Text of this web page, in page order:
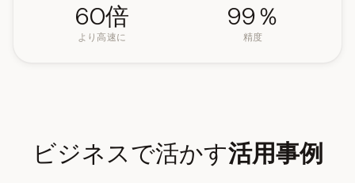
60倍
より高速に
99％
精度
ビジネスで活かす活用事例